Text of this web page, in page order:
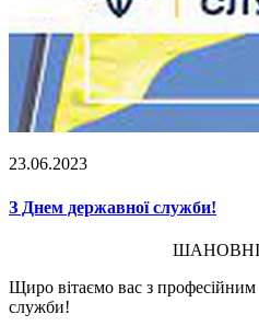
23.06.2023
З Днем державної служби!
ШАНОВНІ
Щиро вітаємо вас з
служби!